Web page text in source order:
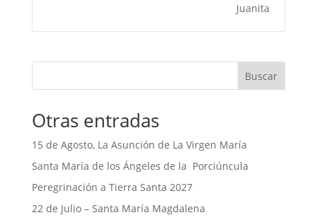
Juanita
Buscar
Otras entradas
15 de Agosto, La Asunción de La Virgen María
Santa María de los Ángeles de la Porciúncula
Peregrinación a Tierra Santa 2027
22 de Julio – Santa María Magdalena